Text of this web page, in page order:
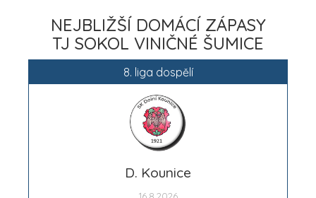
NEJBLIŽŠÍ DOMÁCÍ ZÁPASY
TJ SOKOL VINIČNÉ ŠUMICE
8. liga dospělí
D. Kounice